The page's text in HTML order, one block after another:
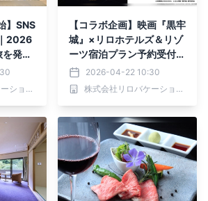
】SNS
2026
発信
ちら
株式会社リロバケーションズ
【コラボ企画】映画『黒牢
城』×リロホテルズ＆リゾ
ーツ宿泊プラン予約受付開
始｜2026年4月22日
（水）より
2026-04-22 10:30
株式会社リロバケーションズ